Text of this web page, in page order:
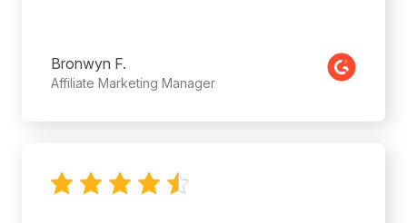
Bronwyn F.
Affiliate Marketing Manager